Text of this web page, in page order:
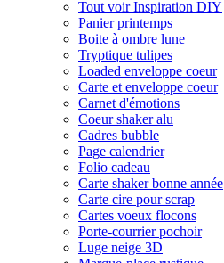
Tout voir Inspiration DIY
Panier printemps
Boite à ombre lune
Tryptique tulipes
Loaded enveloppe coeur
Carte et enveloppe coeur
Carnet d'émotions
Coeur shaker alu
Cadres bubble
Page calendrier
Folio cadeau
Carte shaker bonne année
Carte cire pour scrap
Cartes voeux flocons
Porte-courrier pochoir
Luge neige 3D